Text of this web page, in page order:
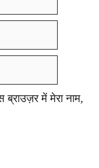
में मेरा नाम,